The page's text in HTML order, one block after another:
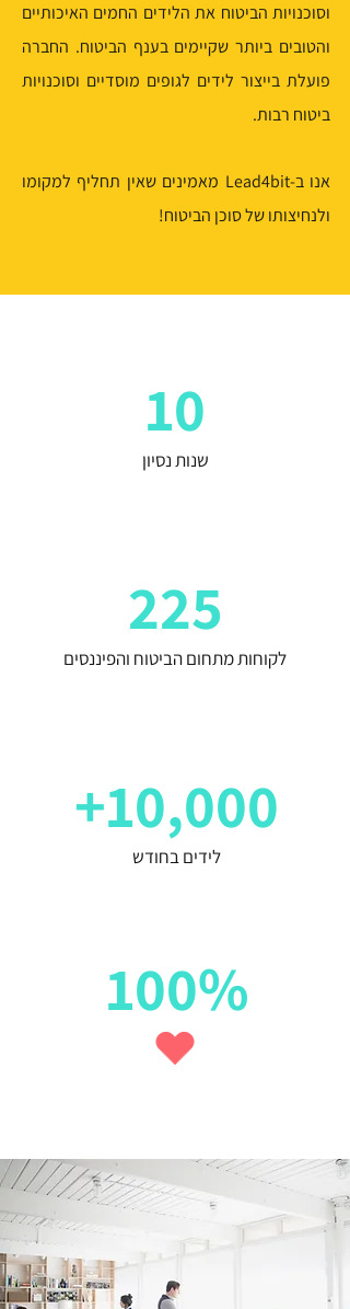
וסוכנויות הביטוח את הלידים החמים האיכותיים
והטובים ביותר שקיימים בענף הביטוח. החברה
פועלת בייצור לידים לגופים מוסדיים וסוכנויות
ביטוח רבות.
אנו ב-Lead4bit מאמינים שאין תחליף למקומו
ולנחיצותו של סוכן הביטוח!
10
שנות נסיון
225
לקוחות מתחום הביטוח והפיננסים
10,000+
לידים בחודש
100%